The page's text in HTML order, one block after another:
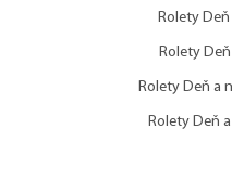
Rolety Deň
Rolety Deň
Rolety Deň a
Rolety Deň a